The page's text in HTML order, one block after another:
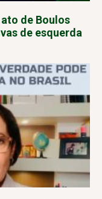
de Boulos
de esquerda